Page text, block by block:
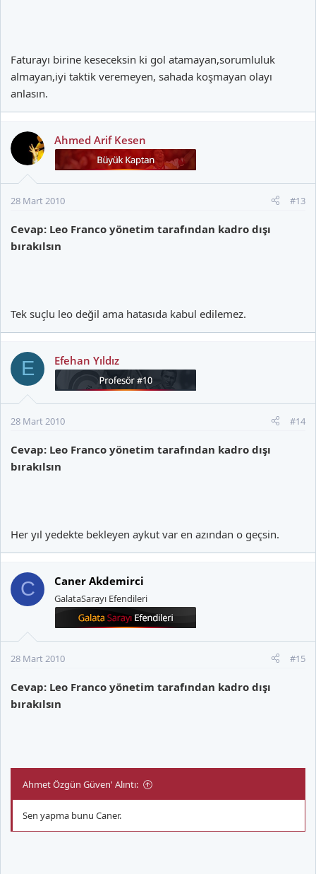
Faturayı birine keseceksin ki gol atamayan,sorumluluk
almayan,iyi taktik veremeyen, sahada koşmayan olayı
anlasın.
Ahmed Arif Kesen
28 Mart 2010 #13
Cevap: Leo Franco yönetim tarafından kadro dışı
bırakılsın
Tek suçlu leo değil ama hatasıda kabul edilemez.
E Efehan Yıldız
28 Mart 2010 #14
Cevap: Leo Franco yönetim tarafından kadro dışı
bırakılsın
Her yıl yedekte bekleyen aykut var en azından o geçsin.
C Caner Akdemirci
GalataSarayı Efendileri
28 Mart 2010 #15
Cevap: Leo Franco yönetim tarafından kadro dışı
bırakılsın
Ahmet Özgün Güven' Alıntı:
Sen yapma bunu Caner.